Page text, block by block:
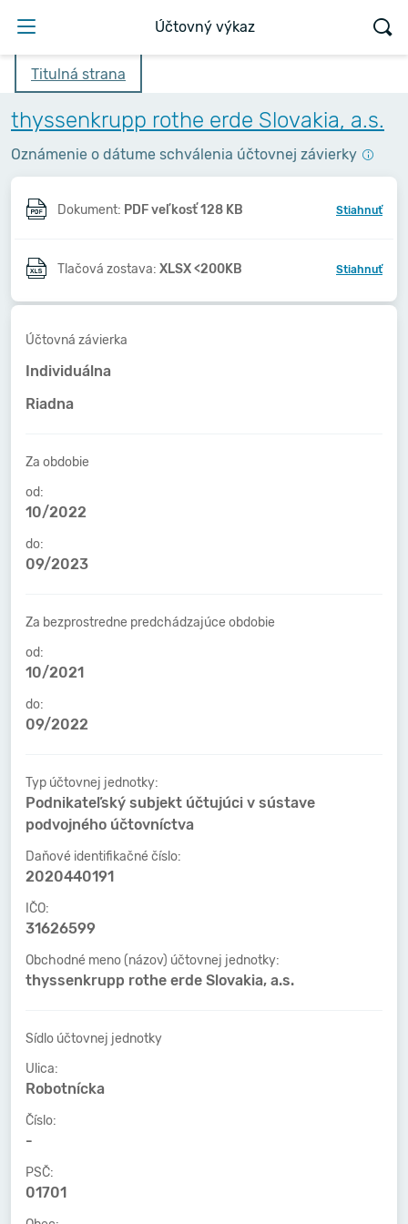
Účtovný výkaz
Titulná strana
thyssenkrupp rothe erde Slovakia, a.s.
Oznámenie o dátume schválenia účtovnej závierky
Dokument: PDF veľkosť 128 KB Stiahnuť
Tlačová zostava: XLSX <200KB Stiahnuť
Účtovná závierka
Individuálna
Riadna
Za obdobie
od:
10/2022
do:
09/2023
Za bezprostredne predchádzajúce obdobie
od:
10/2021
do:
09/2022
Typ účtovnej jednotky:
Podnikateľský subjekt účtujúci v sústave
podvojného účtovníctva
Daňové identifikačné číslo:
2020440191
IČO:
31626599
Obchodné meno (názov) účtovnej jednotky:
thyssenkrupp rothe erde Slovakia, a.s.
Sídlo účtovnej jednotky
Ulica:
Robotnícka
Číslo:
-
PSČ:
01701